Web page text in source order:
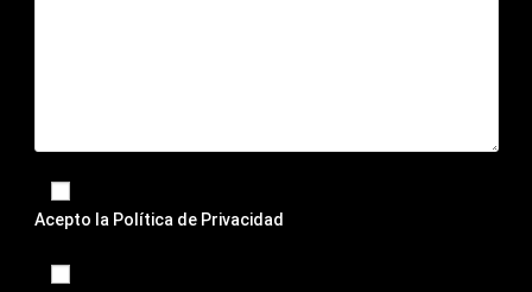
Acepto la Política de Privacidad